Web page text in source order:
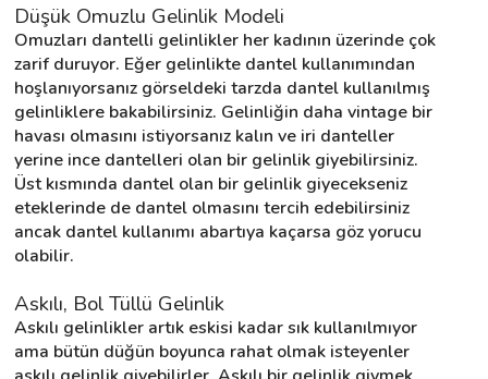
Düşük Omuzlu Gelinlik Modeli
Omuzları dantelli gelinlikler her kadının üzerinde çok
zarif duruyor. Eğer gelinlikte dantel kullanımından
hoşlanıyorsanız görseldeki tarzda dantel kullanılmış
gelinliklere bakabilirsiniz. Gelinliğin daha vintage bir
havası olmasını istiyorsanız kalın ve iri danteller
yerine ince dantelleri olan bir gelinlik giyebilirsiniz.
Üst kısmında dantel olan bir gelinlik giyecekseniz
eteklerinde de dantel olmasını tercih edebilirsiniz
ancak dantel kullanımı abartıya kaçarsa göz yorucu
olabilir.
Askılı, Bol Tüllü Gelinlik
Askılı gelinlikler artık eskisi kadar sık kullanılmıyor
ama bütün düğün boyunca rahat olmak isteyenler